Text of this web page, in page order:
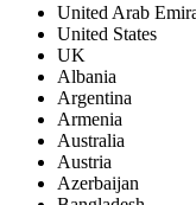
United Arab
United States
UK
Albania
Argentina
Armenia
Australia
Austria
Azerbaijan